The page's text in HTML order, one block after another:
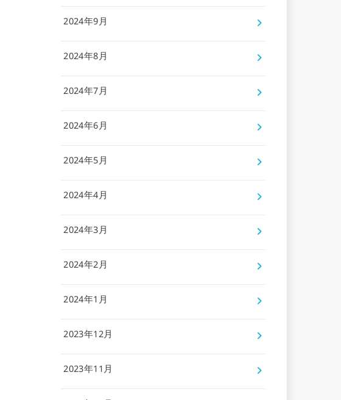
2024年9月
2024年8月
2024年7月
2024年6月
2024年5月
2024年4月
2024年3月
2024年2月
2024年1月
2023年12月
2023年11月